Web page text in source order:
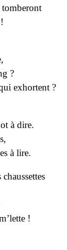
tomberont
?
exhortent ?
à dire.
à lire.
!